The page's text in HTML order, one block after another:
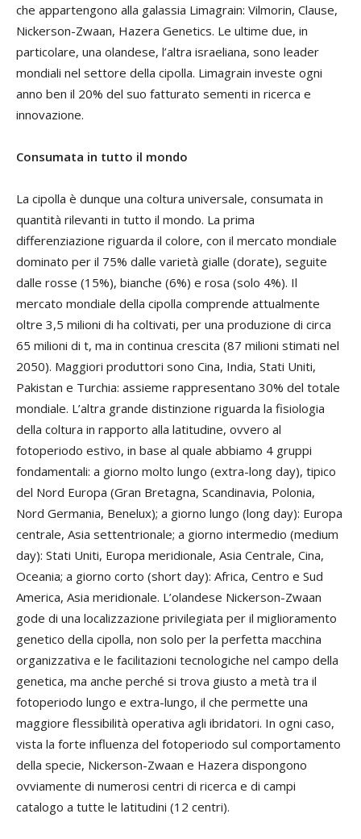
che appartengono alla galassia Limagrain: Vilmorin, Clause,
Nickerson-Zwaan, Hazera Genetics. Le ultime due, in
particolare, una olandese, l’altra israeliana, sono leader
mondiali nel settore della cipolla. Limagrain investe ogni
anno ben il 20% del suo fatturato sementi in ricerca e
innovazione.
Consumata in tutto il mondo
La cipolla è dunque una coltura universale, consumata in
quantità rilevanti in tutto il mondo. La prima
differenziazione riguarda il colore, con il mercato mondiale
dominato per il 75% dalle varietà gialle (dorate), seguite
dalle rosse (15%), bianche (6%) e rosa (solo 4%). Il
mercato mondiale della cipolla comprende attualmente
oltre 3,5 milioni di ha coltivati, per una produzione di circa
65 milioni di t, ma in continua crescita (87 milioni stimati nel
2050). Maggiori produttori sono Cina, India, Stati Uniti,
Pakistan e Turchia: assieme rappresentano 30% del totale
mondiale. L’altra grande distinzione riguarda la fisiologia
della coltura in rapporto alla latitudine, ovvero al
fotoperiodo estivo, in base al quale abbiamo 4 gruppi
fondamentali: a giorno molto lungo (extra-long day), tipico
del Nord Europa (Gran Bretagna, Scandinavia, Polonia,
Nord Germania, Benelux); a giorno lungo (long day): Europa
centrale, Asia settentrionale; a giorno intermedio (medium
day): Stati Uniti, Europa meridionale, Asia Centrale, Cina,
Oceania; a giorno corto (short day): Africa, Centro e Sud
America, Asia meridionale. L’olandese Nickerson-Zwaan
gode di una localizzazione privilegiata per il miglioramento
genetico della cipolla, non solo per la perfetta macchina
organizzativa e le facilitazioni tecnologiche nel campo della
genetica, ma anche perché si trova giusto a metà tra il
fotoperiodo lungo e extra-lungo, il che permette una
maggiore flessibilità operativa agli ibridatori. In ogni caso,
vista la forte influenza del fotoperiodo sul comportamento
della specie, Nickerson-Zwaan e Hazera dispongono
ovviamente di numerosi centri di ricerca e di campi
catalogo a tutte le latitudini (12 centri).